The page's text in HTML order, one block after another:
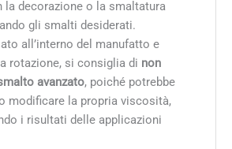
la decorazione o la smaltatura
gli smalti desiderati.
all’interno del manufatto e
rotazione, si consiglia di non
avanzato, poiché potrebbe
modificare la propria viscosità,
i risultati delle applicazioni